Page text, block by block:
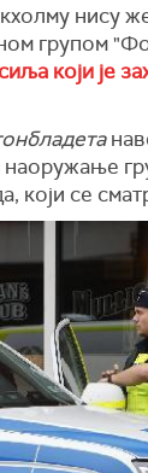
нису
групом
који је
који се